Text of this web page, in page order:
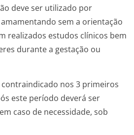
deve ser utilizado por
sem a orientação
realizados estudos clínicos bem
durante a gestação ou
nos 3 primeiros
este período deverá ser
caso de necessidade, sob